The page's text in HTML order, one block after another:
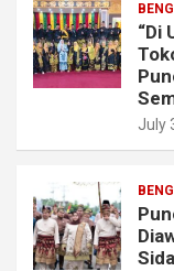
“Di
July